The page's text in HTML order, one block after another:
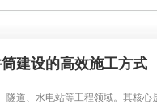
建设的高效施工方式
道、水电站等工程领域。其核心